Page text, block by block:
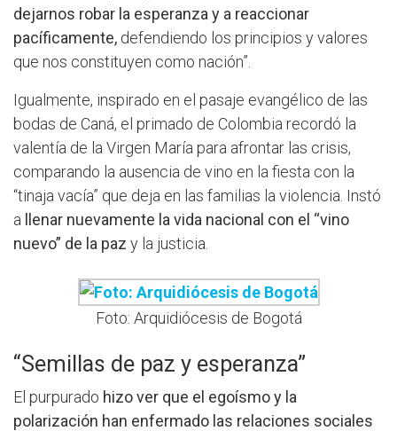
dejarnos robar la esperanza y a reaccionar
pacíficamente, defendiendo los principios y valores
que nos constituyen como nación”.
Igualmente, inspirado en el pasaje evangélico de las
bodas de Caná, el primado de Colombia recordó la
valentía de la Virgen María para afrontar las crisis,
comparando la ausencia de vino en la fiesta con la
“tinaja vacía” que deja en las familias la violencia. Instó
a
llenar nuevamente la vida nacional con el “vino
nuevo” de la paz y la justicia.
Foto: Arquidiócesis de Bogotá
“Semillas de paz y esperanza”
El purpurado hizo ver que el egoísmo y la
polarización han enfermado las relaciones sociales